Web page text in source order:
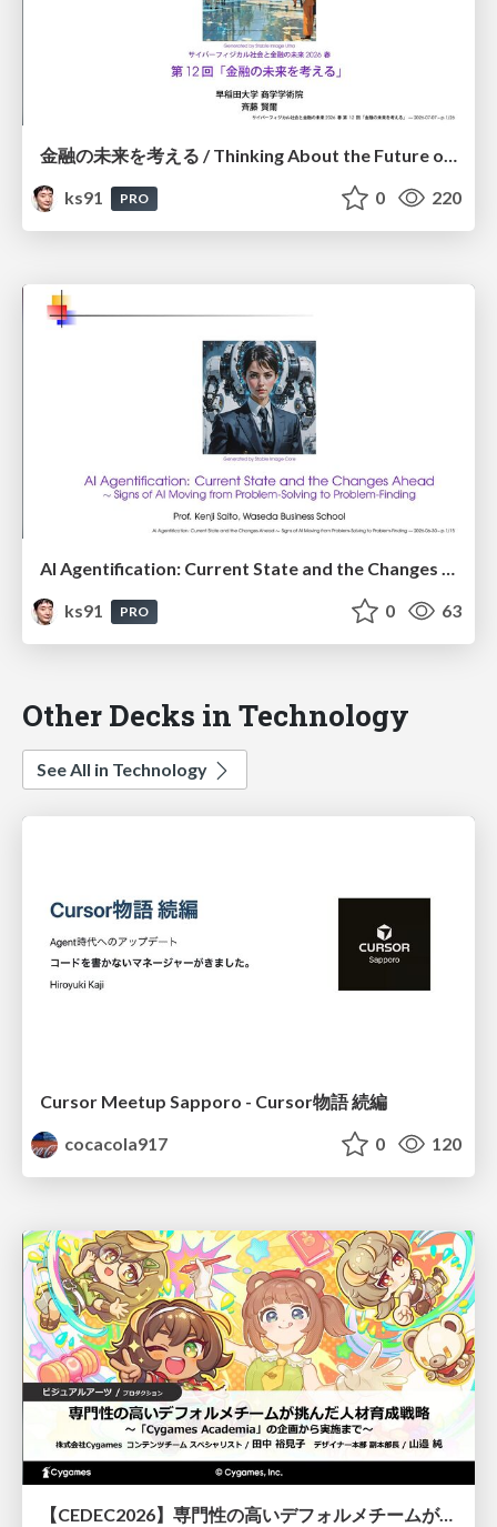
金融の未来を考える / Thinking About the Future of Finance
ks91
PRO 0 220
AI Agentification: Current State and the Changes Ahead
ks91
PRO 0 63
Other Decks in Technology
See All in Technology
Cursor Meetup Sapporo - Cursor物語 続編
cocacola917
0 120
【CEDEC2026】専門性の高いデフォルメチームが挑んだ人材育成戦略 〜Cygames Academiaの企画から実施まで〜